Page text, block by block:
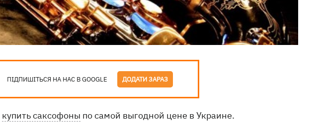
ПІДПИШІТЬСЯ НА НАС В GOOGLE ДОДАТИ ЗАРАЗ
купить саксофоны по самой выгодной цене в Украине.